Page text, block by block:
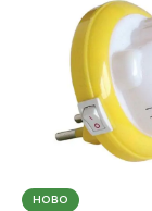
НОВО